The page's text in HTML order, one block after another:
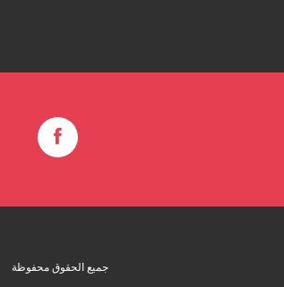
جميع الحقوق محفوظة